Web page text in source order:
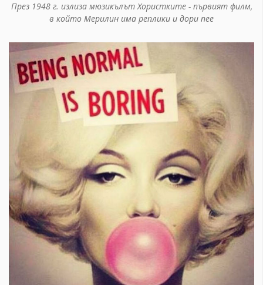
През 1948 г. излиза мюзикълът Хористките - първият филм,
в който Мерилин има реплики и дори пее